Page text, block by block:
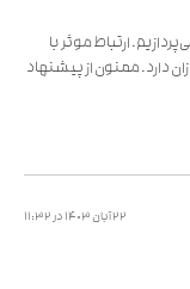
ارتباط موثر با
دارد. ممنون از پیشنهاد
22 آبان 1403 در 11:32